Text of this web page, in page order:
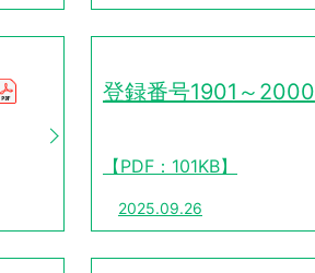
登録番号1901～2000
【PDF：101KB】
2025.09.26